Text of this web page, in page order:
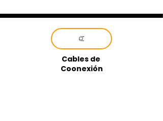
Cables de
Coonexión